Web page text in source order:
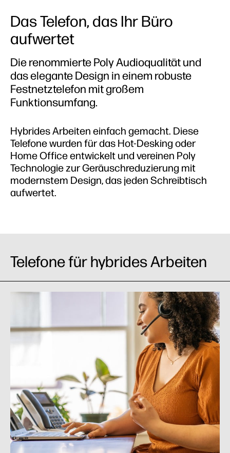
Das Telefon, das Ihr Büro
aufwertet
Die renommierte Poly Audioqualität und
das elegante Design in einem robuste
Festnetztelefon mit großem
Funktionsumfang.
Hybrides Arbeiten einfach gemacht. Diese
Telefone wurden für das Hot-Desking oder
Home Office entwickelt und vereinen Poly
Technologie zur Geräuschreduzierung mit
modernstem Design, das jeden Schreibtisch
aufwertet.
Telefone für hybrides Arbeiten